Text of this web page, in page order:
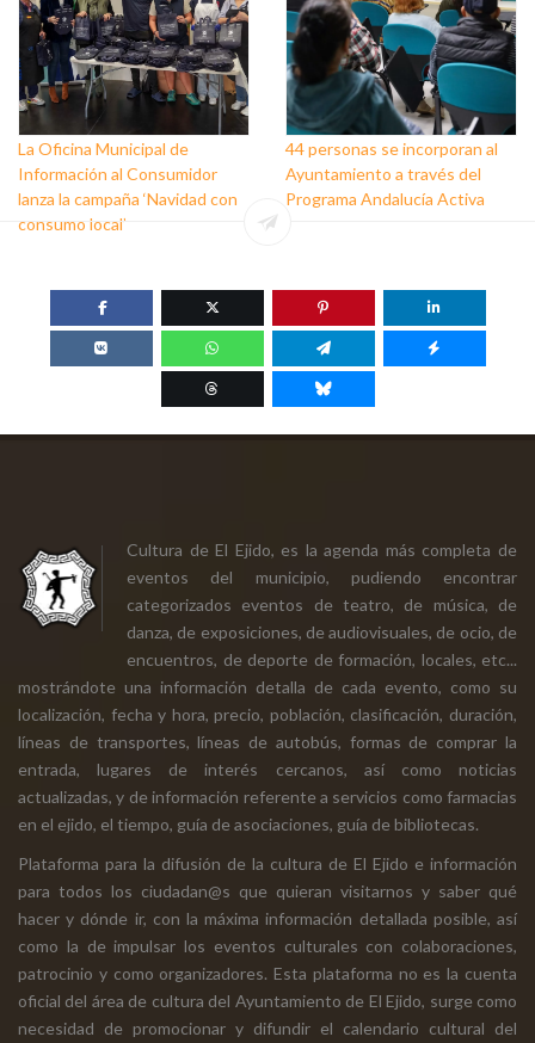
La Oficina Municipal de
Información al Consumidor
lanza la campaña ‘Navidad con
consumo local’
44 personas se incorporan al
Ayuntamiento a través del
Programa Andalucía Activa
Cultura de El Ejido, es la agenda más completa de
eventos del municipio, pudiendo encontrar
categorizados eventos de teatro, de música, de
danza, de exposiciones, de audiovisuales, de ocio, de
encuentros, de deporte de formación, locales, etc...
mostrándote una información detalla de cada evento, como su
localización, fecha y hora, precio, población, clasificación, duración,
líneas de transportes, líneas de autobús, formas de comprar la
entrada, lugares de interés cercanos, así como noticias
actualizadas, y de información referente a servicios como farmacias
en el ejido, el tiempo, guía de asociaciones, guía de bibliotecas.
Plataforma para la difusión de la cultura de El Ejido e información
para todos los ciudadan@s que quieran visitarnos y saber qué
hacer y dónde ir, con la máxima información detallada posible, así
como la de impulsar los eventos culturales con colaboraciones,
patrocinio y como organizadores. Esta plataforma no es la cuenta
oficial del área de cultura del Ayuntamiento de El Ejido, surge como
necesidad de promocionar y difundir el calendario cultural del